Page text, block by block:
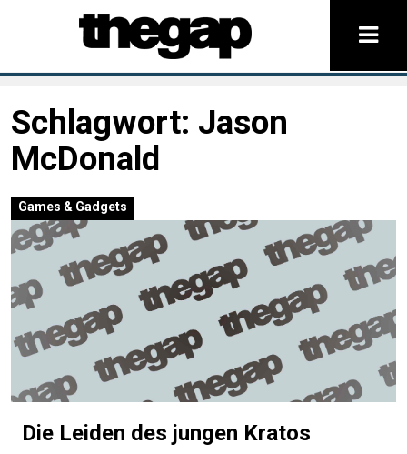
Schlagwort: Jason
McDonald
Games & Gadgets
Die Leiden des jungen Kratos